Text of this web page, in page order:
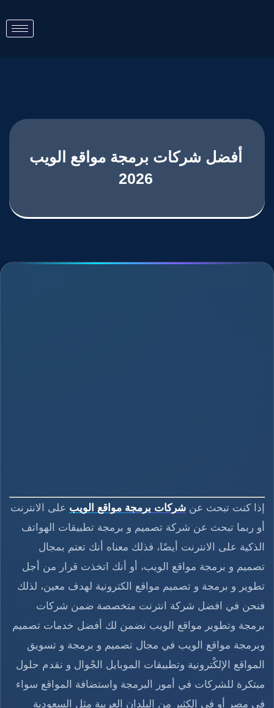
أفضل شركات برمجة مواقع الويب
2026
إذا كنت تبحث عن شركات برمجة مواقع الويب على الانترنت
أو ربما تبحث عن شركة تصميم و برمجة تطبيقات الهواتف
الذكية على الانترنت أيضًا، فذلك معناه أنك تعتم بمجال
تصميم و برمجة مواقع الويب، أو أنك اتخذت قرار من أجل
تطوير و برمجة و تصميم مواقع الكترونية لهدف معين، لذلك
فنحن في افضل شركة انترنت متخصصة ضمن شركات
برمجة وتطوير مواقع الويب نضمن لك أفضل خدمات تصميم
وبرمجة مواقع الويب في مجال تصميم و برمجة و تسويق
المواقع الإلكْترونية وتطبيقات الموبايل الجْوال و نقدم حلول
مبتكرة للشركات في أمور البرمجة واستضافة المواقع سواء
في مصر أو في الكثير من البلدان العربية مثل السعودية